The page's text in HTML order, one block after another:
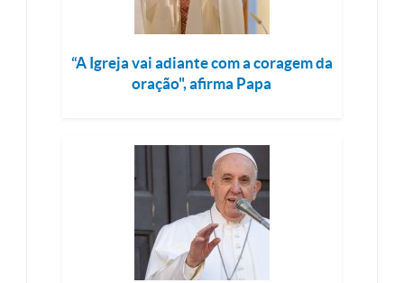
“A Igreja vai adiante com a coragem da
oração", afirma Papa